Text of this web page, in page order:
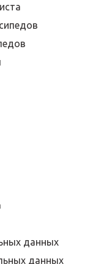
данных
данных